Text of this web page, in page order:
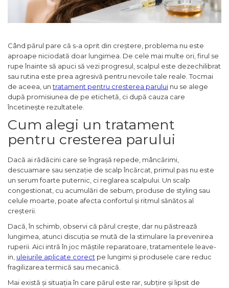
Când părul pare că s-a oprit din creștere, problema nu este
aproape niciodată doar lungimea. De cele mai multe ori, firul se
rupe înainte să apuci să vezi progresul, scalpul este dezechilibrat
sau rutina este prea agresivă pentru nevoile tale reale. Tocmai
de aceea, untratament pentru cresterea parului nu se alege
după promisiunea de pe etichetă, ci după cauza care
încetinește rezultatele.
Cum alegi un tratament
pentru cresterea parului
Dacă ai rădăcini care se îngrașă repede, mâncărimi,
descuamare sau senzație de scalp încărcat, primul pas nu este
un serum foarte puternic, ci reglarea scalpului. Un scalp
congestionat, cu acumulări de sebum, produse de styling sau
celule moarte, poate afecta confortul și ritmul sănătos al
creșterii.
Dacă, în schimb, observi că părul crește, dar nu păstrează
lungimea, atunci discuția se mută de la stimulare la prevenirea
ruperii. Aici intră în joc măștile reparatoare, tratamentele leave-
in, uleiurile aplicate corect pe lungimi și produsele care reduc
fragilizarea termică sau mecanică.
Mai există și situația în care părul este rar, subțire și lipsit de